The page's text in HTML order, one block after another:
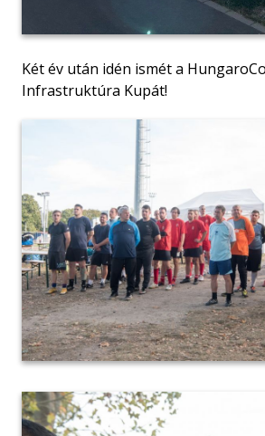
Két év után idén ismét a
Infrastruktúra Kupát!